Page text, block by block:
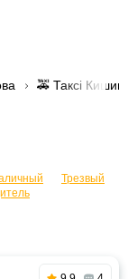
🚕 Таксі
Трезвый